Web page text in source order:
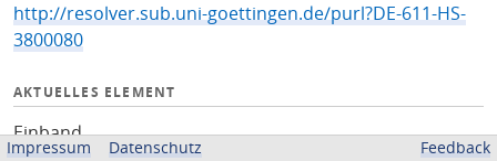
http://resolver.sub.uni-goettingen.de/purl?DE-611-HS-
3800080
AKTUELLES ELEMENT
Einband
Impressum Datenschutz Feedback